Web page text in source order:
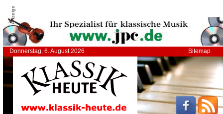
Anzeige
Donnerstag, 6. August 2026 Sitemap